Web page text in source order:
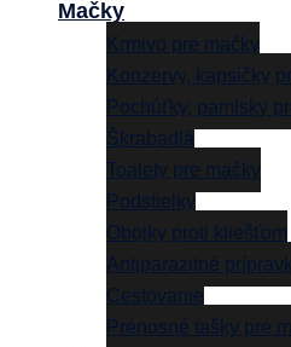
Mačky
Krmivo pre mačky
Konzervy, kapsičky
Pochúťky, pamlsky
Škrabadlá
Toalety pre mačky
Podstielky
Obojky proti kliešťom
Antiparazitné
Cestovanie
Prenosné tašky pre